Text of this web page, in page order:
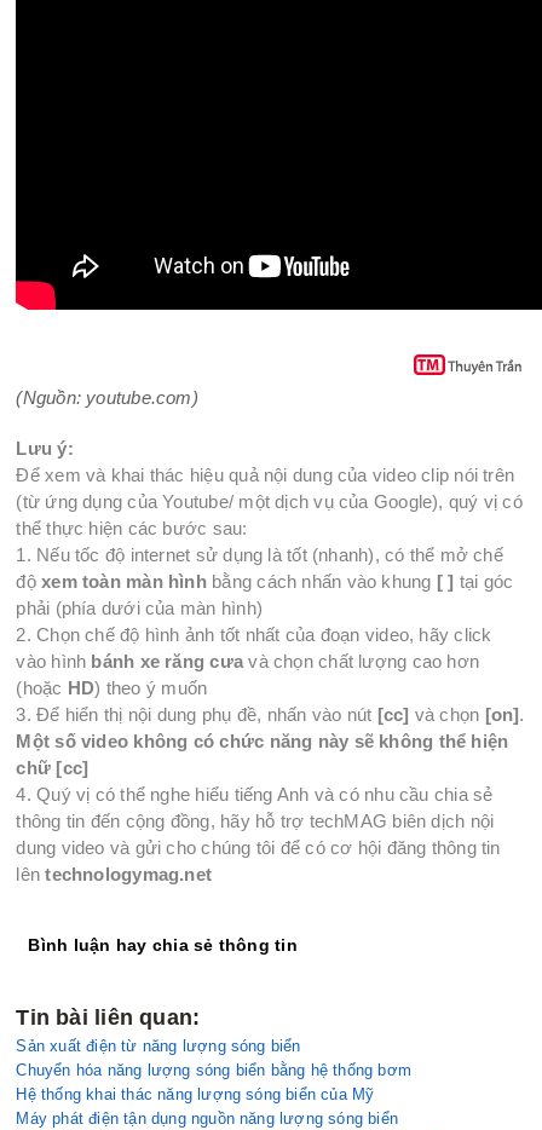
(Nguồn: youtube.com)
Lưu ý:
Để xem và khai thác hiệu quả nội dung của video clip nói trên
(từ ứng dụng của Youtube/ một dịch vụ của Google), quý vị có
thể thực hiện các bước sau:
1. Nếu tốc độ internet sử dụng là tốt (nhanh), có thể mở chế
độxem toàn màn hìnhbằng cách nhấn vào khung [ ] tại góc
phải (phía dưới của màn hình)
2. Chọn chế độ hình ảnh tốt nhất của đoạn video, hãy click
vào hình bánh xe răng cưa và chọn chất lượng cao hơn
(hoặc HD) theo ý muốn
3. Để hiển thị nội dung phụ đề, nhấn vào nút [cc] và chọn [on].
Một số video không có chức năng này sẽ không thể hiện
chữ [cc]
4. Quý vị có thể nghe hiểu tiếng Anh và có nhu cầu chia sẻ
thông tin đến cộng đồng, hãy hỗ trợ techMAG biên dịch nội
dung video và gửi cho chúng tôi để có cơ hội đăng thông tin
lêntechnologymag.net
Bình luận hay chia sẻ thông tin
Tin bài liên quan:
Sản xuất điện từ năng lượng sóng biển
Chuyển hóa năng lượng sóng biển bằng hệ thống bơm
Hệ thống khai thác năng lượng sóng biển của Mỹ
Máy phát điện tận dụng nguồn năng lượng sóng biển